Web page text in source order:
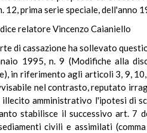
12, prima serie speciale, dell'anno
relatore Vincenzo Caianiello
di cassazione ha sollevato
1995, n. 9 (Modifiche alla
in riferimento agli articoli 3, 9,
nel contrasto, reputato
amministrativo l'ipotesi di
stabilisce il successivo art.
civili e assimilati